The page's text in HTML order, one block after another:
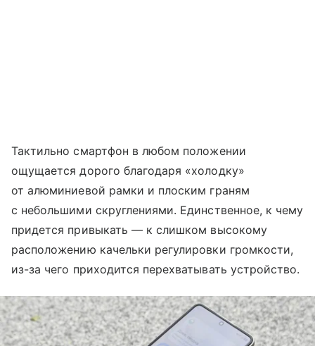
Тактильно смартфон в любом положении
ощущается дорого благодаря «холодку»
от алюминиевой рамки и плоским граням
с небольшими скруглениями. Единственное, к чему
придется привыкать — к слишком высокому
расположению качельки регулировки громкости,
из-за чего приходится перехватывать устройство.